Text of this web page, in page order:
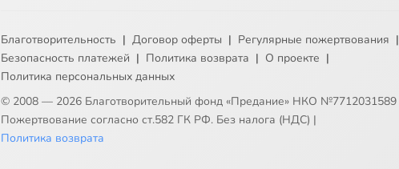
Благотворительность | Договор оферты | Регулярные пожертвования |
Безопасность платежей | Политика возврата | О проекте |
Политика персональных данных
© 2008 — 2026 Благотворительный фонд «Предание» НКО №7712031589
Пожертвование согласно ст.582 ГК РФ. Без налога (НДС) |
Политика возврата